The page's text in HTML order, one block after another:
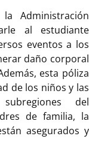
Administración
al estudiante
eventos a los
daño corporal
esta póliza
de los niños y las
del
de familia, la
asegurados y